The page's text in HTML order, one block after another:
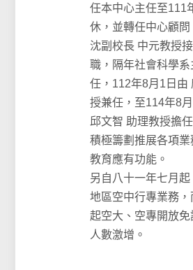
任本中心主任至111
休，並轉任中心顧
沈副校長 中元教授
職，隔年社會科學
任，112年8月1日由
授兼任，至114年8
邱文智 助理教授擔
積極籌劃推展各項
教育應有功能。
另自八十一年七月
地區空中行專業務
起空大、空專開放
人數激增。